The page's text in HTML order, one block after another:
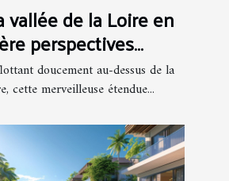
vallée de la Loire en
perspectives
châteaux
doucement au-dessus de la
cette merveilleuse étendue...